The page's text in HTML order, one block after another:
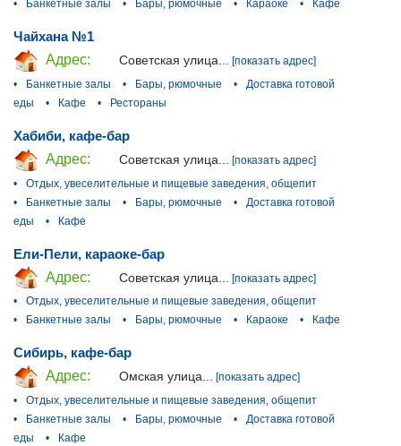
•
Банкетные залы • Бары, рюмочные • Караоке • Кафе
Чайхана №1
Адрес:
Советская улица...
[показать адрес]
•
Банкетные залы • Бары, рюмочные •
Доставка готовой
еды
• Кафе • Рестораны
Хабиби, кафе-бар
Адрес:
Советская улица...
[показать адрес]
•
Отдых, увеселительные и пищевые заведения, общепит
•
Банкетные залы • Бары, рюмочные •
Доставка готовой
еды
• Кафе
Ели-Пели, караоке-бар
Адрес:
Советская улица...
[показать адрес]
•
Отдых, увеселительные и пищевые заведения, общепит
•
Банкетные залы • Бары, рюмочные • Караоке • Кафе
Сибирь, кафе-бар
Адрес:
Омская улица... [показать адрес]
•
Отдых, увеселительные и пищевые заведения, общепит
•
Банкетные залы • Бары, рюмочные •
Доставка готовой
еды
• Кафе